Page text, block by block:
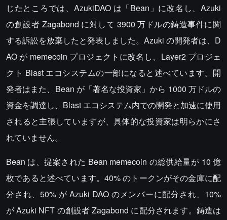
じたところでは、AzukiDAO は「Bean」に改名し、Azuki
の創設者 Zagabond に対して 3900 万ドルの鋳造事件に関
する訴訟を放棄したと発表しました。Azuki の開発者は、D
AO が memecoin プロジェクトに改名し、Layer2 プロジェ
クト Blast エコシステムの一部になると述べています。開
発者はまた、Bean が「著名な投資家」から 1000 万ドルの
資金を調達し、Blast エコシステム内での開発と加速に使用
されると主張していますが、具体的な投資家は明らかにさ
れていません。
Bean は、提案された Bean memecoin の総供給量が 10 億
枚であると述べています。40% のトークンがその金庫に配
分され、50% が Azuki DAO のメンバーに配分され、10%
が Azuki NFT の創設者 Zagabond に配分されます。鋳造は